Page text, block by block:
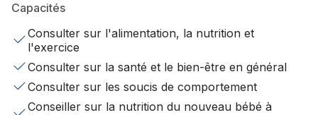
Capacités
Consulter sur l'alimentation, la nutrition et
l'exercice
Consulter sur la santé et le bien-être en général
Consulter sur les soucis de comportement
Conseiller sur la nutrition du nouveau bébé à